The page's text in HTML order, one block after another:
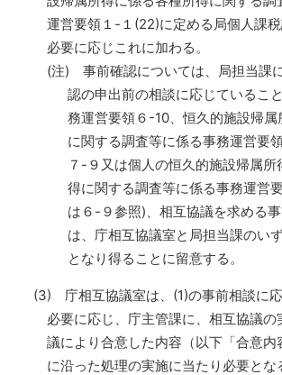
運営要領１-１(22)に定める局個人課税
必要に応じこれに加わる。
(注) 事前確認については、局担当課
認の申出前の相談に応じているこ
務運営要領６-10、恒久的施設帰属
に関する調査等に係る事務運営要
７-９又は個人の恒久的施設帰属所
得に関する調査等に係る事務運営
は６-９参照)、相互協議を求める
は、庁相互協議室と局担当課のい
となり得ることに留意する。
(3) 庁相互協議室は、(1)の事前相談に応
必要に応じ、庁主管課に、相互協議の
議により合意した内容（以下「合意内
に沿った処理の実施に当たり必要とな